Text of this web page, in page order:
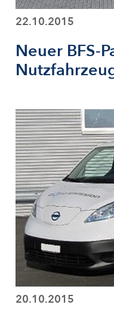
22.10.2015
Neuer BFS-
20.10.2015